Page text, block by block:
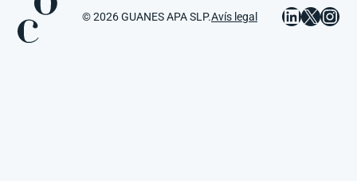
© 2026 GUANES APA SLP.Avís legal LinkedIn
X